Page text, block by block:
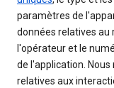
paramètres de
données relatives au
l'opérateur et le
de l'application.
relatives aux